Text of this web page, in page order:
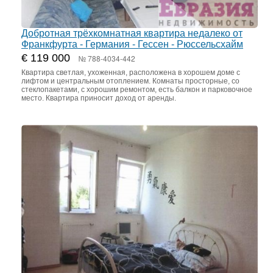
Добротная трёхкомнатная квартира недалеко от
Франкфурта - Германия - Гессен - Рюссельсхайм
€ 119 000 № 788-4034-442
Квартира светлая, ухоженная, расположена в хорошем доме с
лифтом и центральным отоплением. Комнаты просторные, со
стеклопакетами, с хорошим ремонтом, есть балкон и парковочное
место. Квартира приносит доход от аренды.